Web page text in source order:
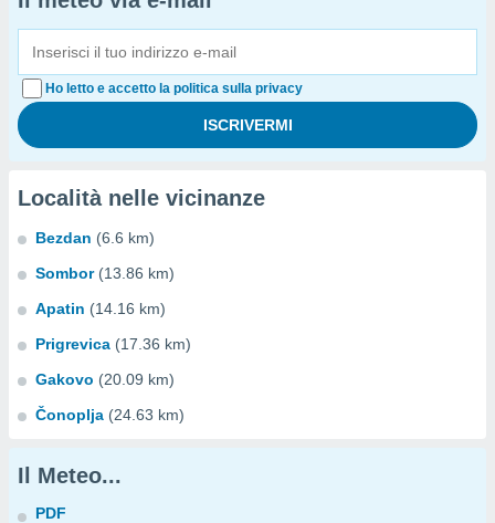
Ho letto e accetto la politica sulla privacy
Località nelle vicinanze
Bezdan (6.6 km)
Sombor (13.86 km)
Apatin (14.16 km)
Prigrevica (17.36 km)
Gakovo (20.09 km)
Čonoplja (24.63 km)
Il Meteo...
PDF